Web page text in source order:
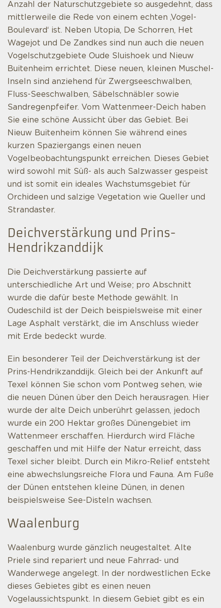
Anzahl der Naturschutzgebiete so ausgedehnt, dass
mittlerweile die Rede von einem echten ‚Vogel-
Boulevard‘ ist. Neben Utopia, De Schorren, Het
Wagejot und De Zandkes sind nun auch die neuen
Vogelschutzgebiete Oude Sluishoek und Nieuw
Buitenheim errichtet. Diese neuen, kleinen Muschel-
Inseln sind anziehend für Zwergseeschwalben,
Fluss-Seeschwalben, Säbelschnäbler sowie
Sandregenpfeifer. Vom Wattenmeer-Deich haben
Sie eine schöne Aussicht über das Gebiet. Bei
Nieuw Buitenheim können Sie während eines
kurzen Spaziergangs einen neuen
Vogelbeobachtungspunkt erreichen. Dieses Gebiet
wird sowohl mit Süß- als auch Salzwasser gespeist
und ist somit ein ideales Wachstumsgebiet für
Orchideen und salzige Vegetation wie Queller und
Strandaster.
Deichverstärkung und Prins-
Hendrikzanddijk
Die Deichverstärkung passierte auf
unterschiedliche Art und Weise; pro Abschnitt
wurde die dafür beste Methode gewählt. In
Oudeschild ist der Deich beispielsweise mit einer
Lage Asphalt verstärkt, die im Anschluss wieder
mit Erde bedeckt wurde.
Ein besonderer Teil der Deichverstärkung ist der
Prins-Hendrikzanddijk. Gleich bei der Ankunft auf
Texel können Sie schon vom Pontweg sehen, wie
die neuen Dünen über den Deich herausragen. Hier
wurde der alte Deich unberührt gelassen, jedoch
wurde ein 200 Hektar großes Dünengebiet im
Wattenmeer erschaffen. Hierdurch wird Fläche
geschaffen und mit Hilfe der Natur erreicht, dass
Texel sicher bleibt. Durch ein Mikro-Relief entsteht
eine abwechslungsreiche Flora und Fauna. Am Fuße
der Dünen entstehen kleine Dünen, in denen
beispielsweise See-Disteln wachsen.
Waalenburg
Waalenburg wurde gänzlich neugestaltet. Alte
Priele sind repariert und neue Fahrrad- und
Wanderwege angelegt. In der nordwestlichen Ecke
dieses Gebietes gibt es einen neuen
Vogelaussichtspunkt. In diesem Gebiet gibt es ein